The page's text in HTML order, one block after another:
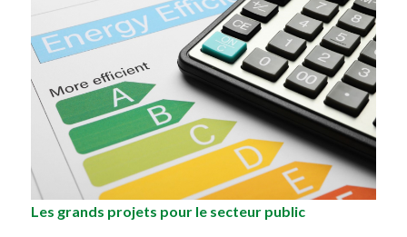
Les grands projets pour le secteur public